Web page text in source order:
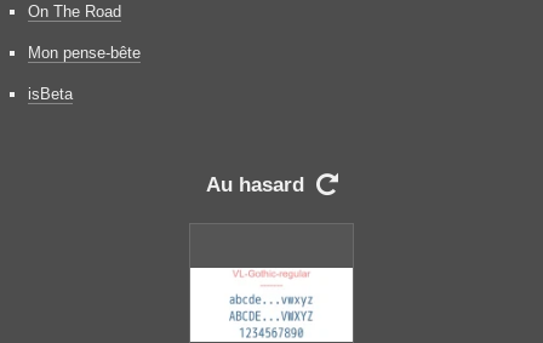
On The Road
Mon pense-bête
isBeta
Au hasard 